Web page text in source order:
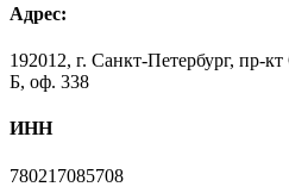
Адрес:
192012, г. Санкт-Петербург, пр-
Б, оф. 338
ИНН
780217085708